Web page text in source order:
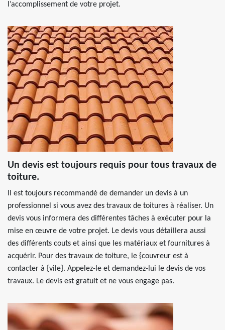
l’accomplissement de votre projet.
Un devis est toujours requis pour tous travaux de
toiture.
Il est toujours recommandé de demander un devis à un
professionnel si vous avez des travaux de toitures à réaliser. Un
devis vous informera des différentes tâches à exécuter pour la
mise en œuvre de votre projet. Le devis vous détaillera aussi
des différents couts et ainsi que les matériaux et fournitures à
acquérir. Pour des travaux de toiture, le {couvreur est à
contacter à {vile}. Appelez-le et demandez-lui le devis de vos
travaux. Le devis est gratuit et ne vous engage pas.